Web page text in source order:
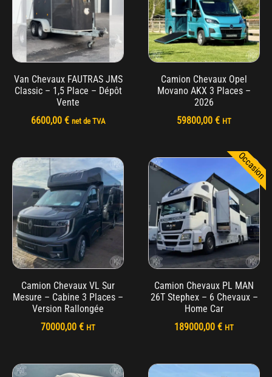
Van Chevaux FAUTRAS JMS
Classic – 1,5 Place – Dépôt
Vente
6600,00 € net de TVA
Camion Chevaux Opel
Movano AKX 3 Places –
2026
59800,00 € HT
Camion Chevaux VL Sur
Mesure – Cabine 3 Places –
Version Rallongée
70000,00 € HT
Camion Chevaux PL MAN
26T Stephex – 6 Chevaux –
Home Car
189000,00 € HT
Occasion